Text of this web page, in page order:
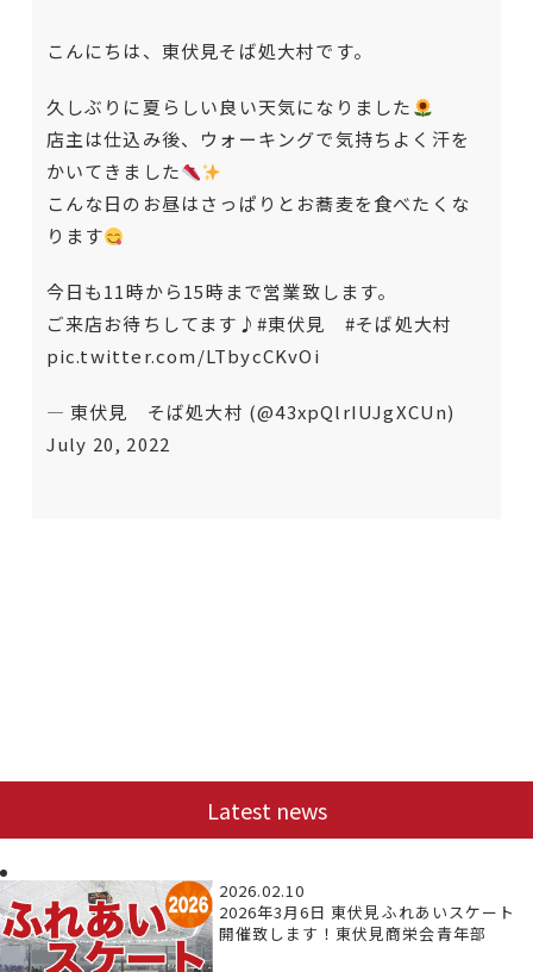
こんにちは、東伏見そば処大村です。
久しぶりに夏らしい良い天気になりました
店主は仕込み後、ウォーキングで気持ちよく汗を
かいてきました
こんな日のお昼はさっぱりとお蕎麦を食べたくな
ります
今日も11時から15時まで営業致します。
ご来店お待ちしてます♪ #東伏見
#そば処大村
pic.twitter.com/LTbycCKvOi
— 東伏見 そば処大村 (@43xpQlrIUJgXCUn)
July 20, 2022
Latest news
2026.02.10
2026年3月6日 東伏見ふれあいスケート
開催致します！東伏見商栄会青年部